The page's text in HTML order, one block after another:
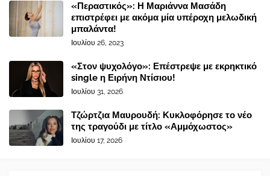
«Περαστικός»: Η Μαριάννα Μασάδη
επιστρέφει με ακόμα μία υπέροχη μελωδική
μπαλάντα!
Ιουλίου 26, 2023
«Στον ψυχολόγο»: Επέστρεψε με εκρηκτικό
single η Ειρήνη Ντίσιου!
Ιουλίου 31, 2026
Τζώρτζια Μαυρουδή: Κυκλοφόρησε το νέο
της τραγούδι με τίτλο «Αμμόχωστος»
Ιουλίου 17, 2026